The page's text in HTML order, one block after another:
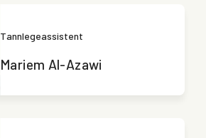
Tannlegeassistent
Mariem Al-Azawi